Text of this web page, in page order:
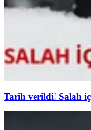
Tarih verildi! Salah